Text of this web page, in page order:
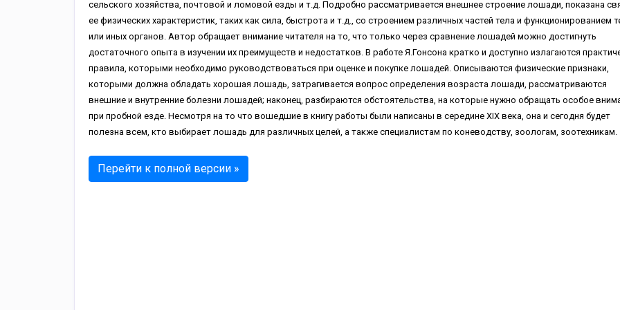
сельского хозяйства, почтовой и ломовой езды и т.д. Подробно рассматривается внешнее строение лошади, показана
ее физических характеристик, таких как сила, быстрота и т.д., со строением различных частей тела и функционированием
или иных органов. Автор обращает внимание читателя на то, что только через сравнение лошадей можно достигнуть
достаточного опыта в изучении их преимуществ и недостатков. В работе Я.Гонсона кратко и доступно излагаются
правила, которыми необходимо руководствоваться при оценке и покупке лошадей. Описываются физические признаки,
которыми должна обладать хорошая лошадь, затрагивается вопрос определения возраста лошади, рассматриваются
внешние и внутренние болезни лошадей; наконец, разбираются обстоятельства, на которые нужно обращать особое
при пробной езде. Несмотря на то что вошедшие в книгу работы были написаны в середине XIX века, она и сегодня будет
полезна всем, кто выбирает лошадь для различных целей, а также специалистам по коневодству, зоологам, зоотехникам.
Перейти к полной версии »